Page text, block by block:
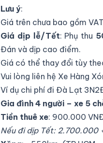
Lưu ý:
Giá trên chưa bao gồm
Giá dịp lễ/Tết: Phụ thu
Đán và dịp cao điểm.
Giá có thể thay đổi tùy
Vui lòng liên hệ Xe Hàng
Ví dụ chi phí đi Đà Lạt
Gia đình 4 người – xe 5
Tiền thuê xe: 900.000
Nếu đi dịp Tết: